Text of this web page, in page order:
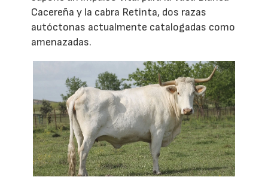
Cacereña y la cabra Retinta, dos razas
autóctonas actualmente catalogadas como
amenazadas.